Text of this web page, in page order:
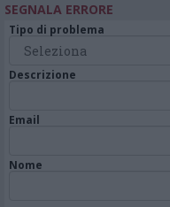
SEGNALA ERRORE
Tipo di problema
Descrizione
Email
Nome